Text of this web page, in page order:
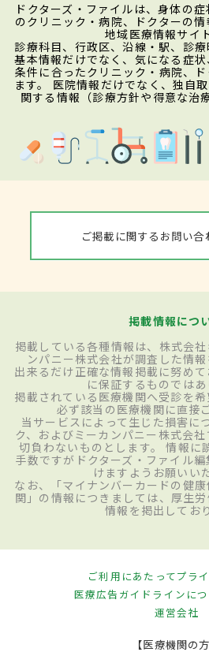
ドクターズ・ファイルは、身体の
のクリニック・病院、ドクターの
地域医療情報サイ
診療科目、行政区、沿線・駅、診
基本情報だけでなく、気になる症
条件に合ったクリニック・病院、
ます。 医院情報だけでなく、独自
関する情報（診療方針や得意な治
ご掲載に関するお問い合
掲載情報につ
掲載している各種情報は、株式会
ンパニー株式会社が調査した情報
出来るだけ正確な情報掲載に努め
に保証するものではあ
掲載されている医療機関へ受診を
必ず該当の医療機関に直接
当サービスによって生じた損害に
ク、およびミーカンパニー株式会
切負わないものとします。 情報に
手数ですがドクターズ・ファイル
けますようお願いい
なお、「マイナンバーカードの健
関」の情報につきましては、厚生労
情報を掲出してお
ご利用にあたってプラ
医療広告ガイドラインに
運営会社
【医療機関の方